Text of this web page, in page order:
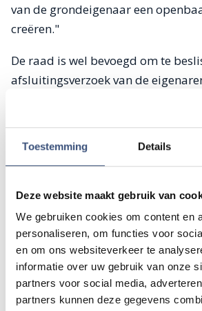
Toestemming Details
Deze website maakt gebruik van
We gebruiken cookies om content en
personaliseren, om functies voor
en om ons websiteverkeer te
informatie over uw gebruik van onze
partners voor social media,
partners kunnen deze gegevens
van de grondeigenaar een
creëren."
De raad is wel bevoegd om te
afsluitingsverzoek van de
voorbereidingsprocedure uit de
maakt een voorlopig voorstel over
reageren. De gemeente bekijkt alle
maakt een voorstel. Hierover
neemt een definitief besluit.
belanghebbenden die het er niet
alsnog naar de rechter of de
hele proces duurt maximaal zes